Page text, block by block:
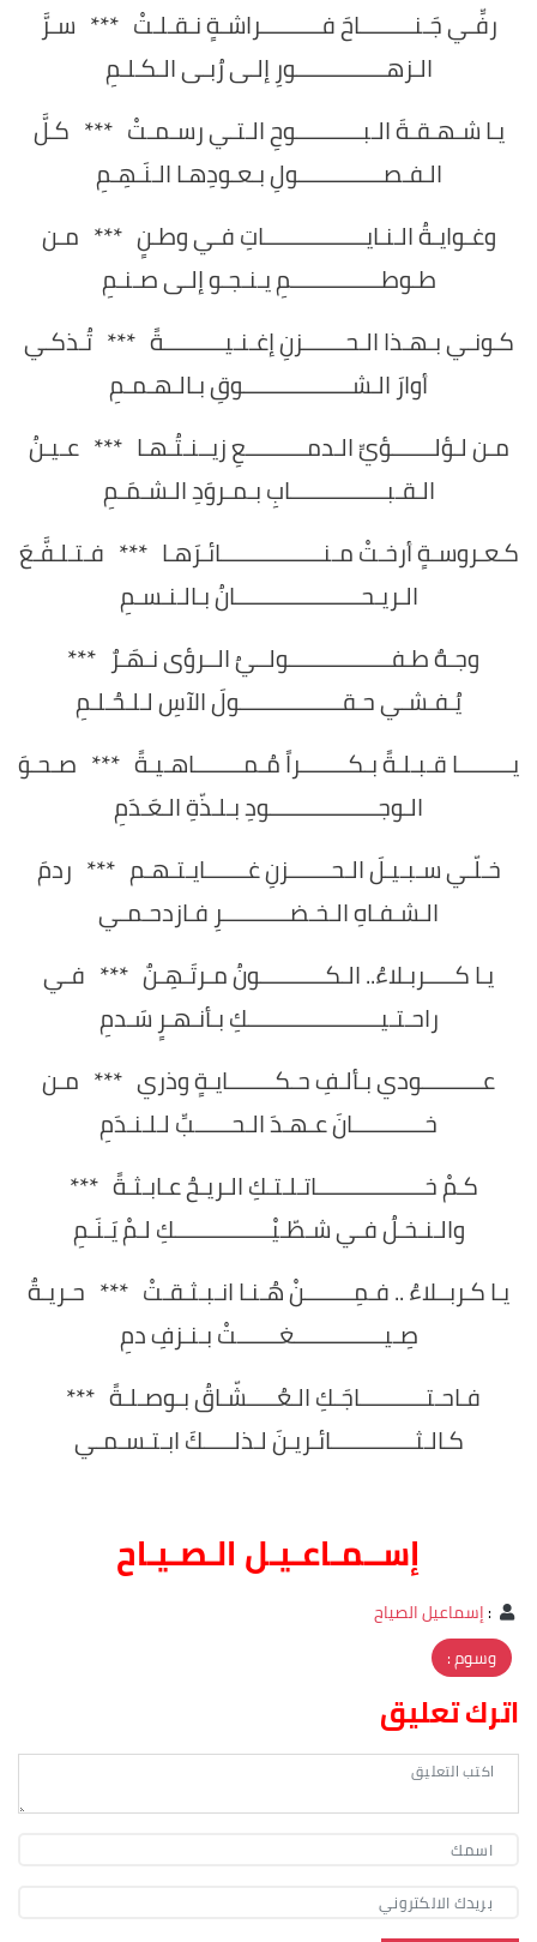
رفِّـي جَـنـــــــــاحَ فــــــــــراشـةٍ نـقـلـتْ *** سـرَّ
الـزهـــــــــــــــورِ إلـى رُبـى الـكـلـمِ
يـا شـهـقـةَ الـبـــــــــــوحِ الـتـي رسـمـتْ *** كـلَّ
الـفـصــــــــــــــولِ بـعـودِهـا الـنَـهِـمِ
وغـوايـةُ الـنـايـــــــــــــــــاتِ فـي وطـنٍ *** مـن
طـوطـــــــــــــــمِ يـنـجـو إلـى صـنـمِ
كـونـي بـهـذا الـحـــــــزنِ إغـنـيــــــــــةً *** تُـذكـي
أوارَ الـشــــــــــــــــــوقِ بـالـهـمـمِ
مـن لـؤلـــــــؤيِّ الـدمــــــــــعِ زيــنـتُـهـا *** عـيـنُ
الـقـبــــــــــــــــابِ بـمـروَدِ الـشـمَـمِ
كـعـروسـةٍ أرخـتْ مـنـــــــــــــــــائـرَهـا *** فـتـلـفَّـعَ
الـريـحـــــــــــــــــــــانُ بـالـنـسـمِ
وجـهٌ طـفـــــــــــــــــولــيُ الــرؤى نـهَـرٌ ***
يُـفـشـي حـقـــــــــــــــــولَ الآسِ لـلـحُـلـمِ
يـــــــــا قـبـلـةً بـكــــــــراً مُـمــــــــاهـيـةً *** صـحـوَ
الـوجــــــــــــــــــودِ بـلـذّةِ الـعَـدَمِ
خـلّـي سـبـيـلَ الـحـــــــزنِ غـــــــايـتـهـم *** ردمَ
الـشـفـاهِ الـخـضـــــــــــرِ فـازدحـمـي
يـا كـــــربـلاءُ.. الـكـــــــــــونُ مـرتَـهِـنٌ *** فـي
راحـتـيــــــــــــــــــــــكِ بـأنـهـرٍ سَـدمِ
عــــــــــودي بـألـفِ حـكــــــــايـةٍ وذري *** مـن
خــــــــــــانَ عـهـدَ الـحــــــبِّ لـلـنـدَمِ
كـمْ خــــــــــــــــــاتـلـتـكِ الـريـحُ عـابـثـةً ***
والـنـخـلُ فـي شـطّـيْــــــــــــــــكِ لـمْ يَـنَـمِ
يـا كـربــلاءُ .. فـمِــــــــنْ هُـنـا انـبـثـقـتْ *** حـريـةٌ
صِـيـــــــــــــــغـــــــتْ بـنـزفِ دمِ
فـاحـتـــــــــــاجَـكِ الـعُـــــشّـاقُ بـوصـلـةً ***
كـالـثــــــــــــــائـريـنَ لـذلـــــكَ ابـتـسـمـي
إســمـاعـيـل الـصـيـاح
:إسماعيل الصياح
وسوم :
اترك تعليق